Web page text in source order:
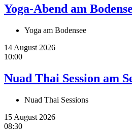
Yoga-Abend am
Yoga am Bodensee
14 August 2026
10:00
Nuad Thai Session am
Nuad Thai Sessions
15 August 2026
08:30